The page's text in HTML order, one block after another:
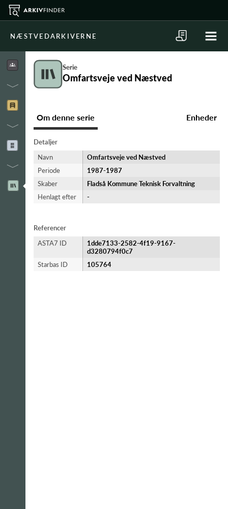
NÆSTVEDARKIVERNE
Serie
Omfartsveje ved Næstved
Om denne serie Enheder
Detaljer
Navn
Omfartsveje ved Næstved
Periode
1987-​1987
Skaber
Fladså Kommune Teknisk Forvaltning
Henlagt efter
-
Referencer
ASTA7 ID
1dde7133-2582-4f19-9167-
d3280794f0c7
Starbas ID
105764